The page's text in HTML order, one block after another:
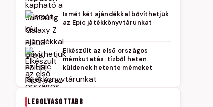
Ismét két ajándékkal bővíthetjük
az Epic játékkönyvtárunkat
Elkészült az első országos
mémkutatás: tízből heten
küldenek hetente mémeket
LEGOLVASOTTABB